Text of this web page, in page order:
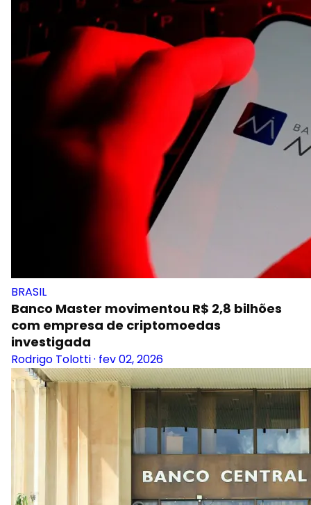
BRASIL
Banco Master movimentou R$ 2,8 bilhões
com empresa de criptomoedas
investigada
Rodrigo Tolotti· fev 02, 2026